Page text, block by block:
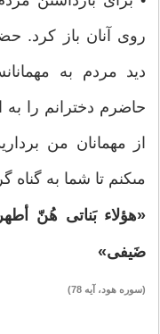
روى آنان باز كرد.
ديد مردم به
حاضرم دخترانم را
از مهمانان من
مى‏كنم تا شما به گناه
«هؤلاء بَناتى هُنّ
ضَيفى»
(سوره هود، آيه 78)